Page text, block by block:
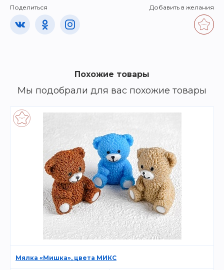
Поделиться Добавить в желания
Похожие товары
Мы подобрали для вас похожие товары
Мялка «Мишка», цвета МИКС